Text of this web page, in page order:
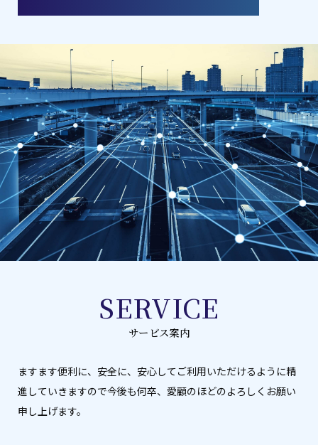
SERVICE
サービス案内
ますます便利に、安全に、安心してご利用いただけるように精
進していきますので今後も何卒、愛顧のほどのよろしくお願い
申し上げます。